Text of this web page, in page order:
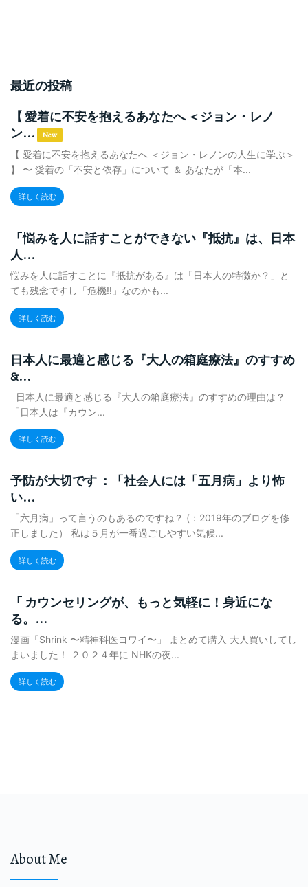
最近の投稿
【 愛着に不安を抱えるあなたへ ＜ジョン・レノ
ン...
New
【 愛着に不安を抱えるあなたへ ＜ジョン・レノンの人生に学ぶ＞
】 〜 愛着の「不安と依存」について ＆ あなたが「本...
詳しく読む
「悩みを人に話すことができない『抵抗』は、日本
人...
悩みを人に話すことに『抵抗がある』は「日本人の特徴か？」と
ても残念ですし「危機‼️」なのかも...
詳しく読む
日本人に最適と感じる『大人の箱庭療法』のすすめ
&...
日本人に最適と感じる『大人の箱庭療法』のすすめの理由は？
「日本人は『カウン...
詳しく読む
予防が大切です ：「社会人には「五月病」より怖
い...
「六月病」って言うのもあるのですね？ (：2019年のブログを修
正しました） 私は５月が一番過ごしやすい気候...
詳しく読む
「 カウンセリングが、もっと気軽に！身近にな
る。...
漫画「Shrink 〜精神科医ヨワイ〜」 まとめて購入 大人買いしてし
まいました！ ２０２４年に NHKの夜...
詳しく読む
About Me